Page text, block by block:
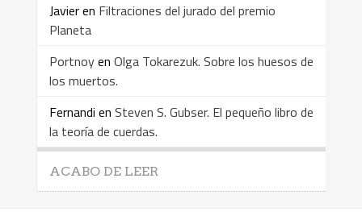
Javieren Filtraciones del jurado del premio
Planeta
Portnoyen Olga Tokarezuk. Sobre los huesos de
los muertos.
Fernandi en Steven S. Gubser. El pequeño libro de
la teoría de cuerdas.
ACABO DE LEER